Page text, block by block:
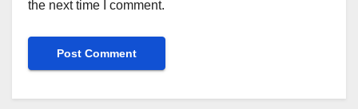
the next time I comment.